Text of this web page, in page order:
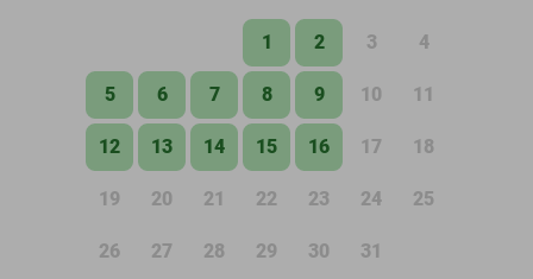
1 2 3 4
5 6 7 8 9 10 11
12 13 14 15 16 17 18
19 20 21 22 23 24 25
26 27 28 29 30 31